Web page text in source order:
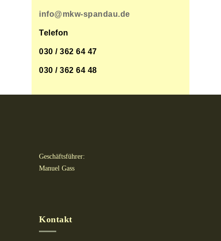
info@mkw-spandau.de
Telefon
030 / 362 64 47
030 / 362 64 48
Geschäftsführer:
Manuel Gass
Kontakt